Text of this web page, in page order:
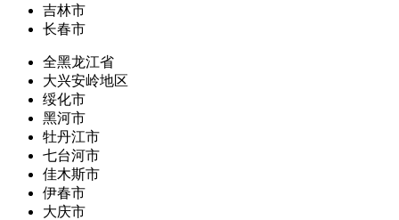
吉林市
长春市
全黑龙江省
大兴安岭地区
绥化市
黑河市
牡丹江市
七台河市
佳木斯市
伊春市
大庆市